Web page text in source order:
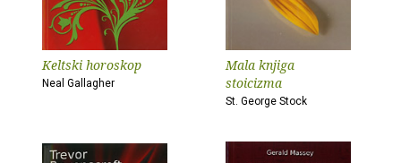
Keltski horoskop
Neal Gallagher
Mala knjiga
stoicizma
St. George Stock